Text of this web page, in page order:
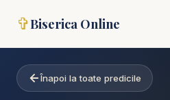
✞Biserica Online
Înapoi la toate predicile